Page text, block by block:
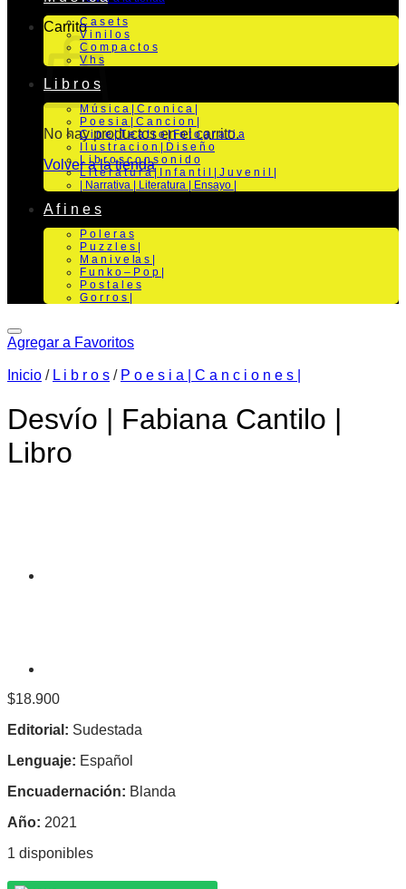
Carrito
No hay productos en el carrito.
Volver a la tienda
C a s e t s
V i n i l o s
C o m p a c t o s
V h s
L i b r o s
M ú s i c a | C r o n i c a |
P o e s i a | C a n c i o n |
C i n e | T e a t r o | Fo t o g r a f i a
I l u s t r a c i o n | D i s e ñ o
L i b r o s c o n s o n i d o
L i t e r a t u r a | I n f a n t i l | J u v e n i l |
| Narrativa | Literatura | Ensayo |
A f i n e s
P o l e r a s
P u z z l e s |
M a n i v e la s |
F u n k o – P o p |
P o s t a l e s
G o r r o s |
Agregar a Favoritos
Inicio / L i b r o s / P o e s i a | C a n c i o n e s |
Desvío | Fabiana Cantilo |
Libro
$18.900
Editorial: Sudestada
Lenguaje: Español
Encuadernación: Blanda
Año: 2021
1 disponibles